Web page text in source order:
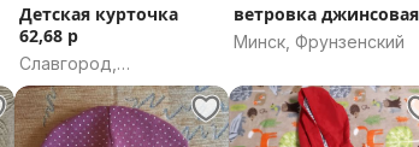
Детская курточка
62,68 р
Славгород,
Могилевская область
ветровка джинсовая
Минск, Фрунзенский